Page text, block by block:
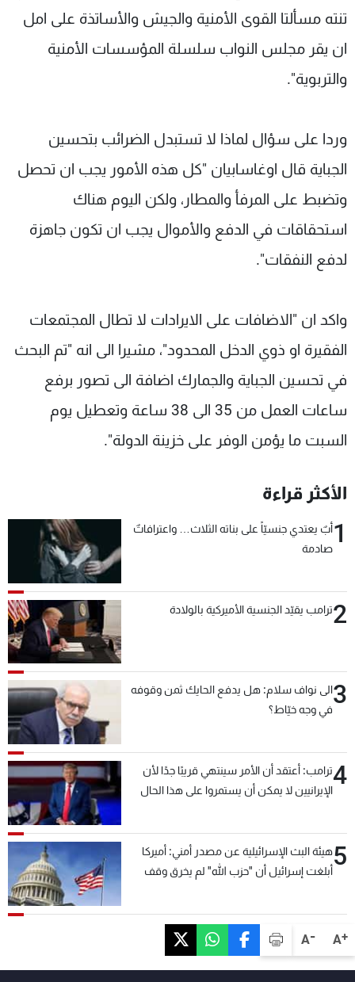
A+
A-
تنته مسألتا القوى الأمنية والجيش والأساتذة على امل
ان يقر مجلس النواب سلسلة المؤسسات الأمنية
والتربوية".
وردا على سؤال لماذا لا تستبدل الضرائب بتحسين
الجباية قال اوغاسابيان "كل هذه الأمور يجب ان تحصل
وتضبط على المرفأ والمطار، ولكن اليوم هناك
استحقاقات في الدفع والأموال يجب ان تكون جاهزة
لدفع النفقات".
واكد ان "الاضافات على الايرادات لا تطال المجتمعات
الفقيرة او ذوي الدخل المحدود"، مشيرا الى انه "تم البحث
في تحسين الجباية والجمارك اضافة الى تصور برفع
ساعات العمل من 35 الى 38 ساعة وتعطيل يوم
السبت ما يؤمن الوفر على خزينة الدولة".
الأكثر قراءة
1أبٌ يعتدي جنسيّاً على بناته الثلاث… واعترافاتٌ
صادمة
2ترامب يقيّد الجنسية الأميركية بالولادة
3الى نواف سلام: هل يدفع الحايك ثمن وقوفه
في وجه خيّاط؟
4ترامب: أعتقد أن الأمر سينتهي قريبًا جدًا لأن
الإيرانيين لا يمكن أن يستمروا على هذا الحال
5هيئة البث الإسرائيلية عن مصدر أمني: أميركا
أبلغت إسرائيل أن "حزب الله" لم يخرق وقف